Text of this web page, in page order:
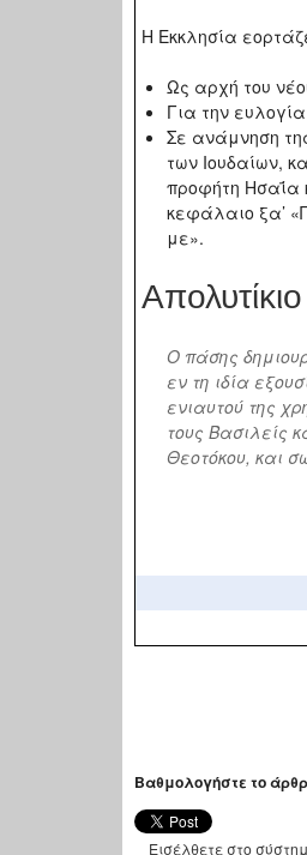
Η Εκκλησία
Ως αρχή του
Για την
Σε ανάμνηση
των Ιουδαίων,
προφήτη Ησαΐα
κεφάλαιο ξα’
με».
Απολυτίκιο
Ο πάσης
εν τη ιδία
ενιαυτού της
τους Βασιλείς
Θεοτόκου, και
Βαθμολογήστε το
Εισέλθετε στο